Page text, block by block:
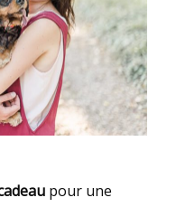
pour une